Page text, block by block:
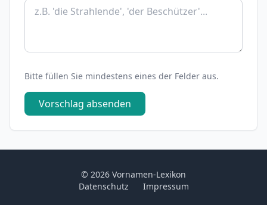
Bitte füllen Sie mindestens eines der Felder aus.
Vorschlag absenden
© 2026 Vornamen-Lexikon
Datenschutz
Impressum